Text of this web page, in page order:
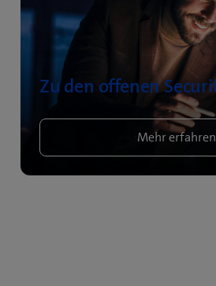
Zu den offenen
Mehr erfahren